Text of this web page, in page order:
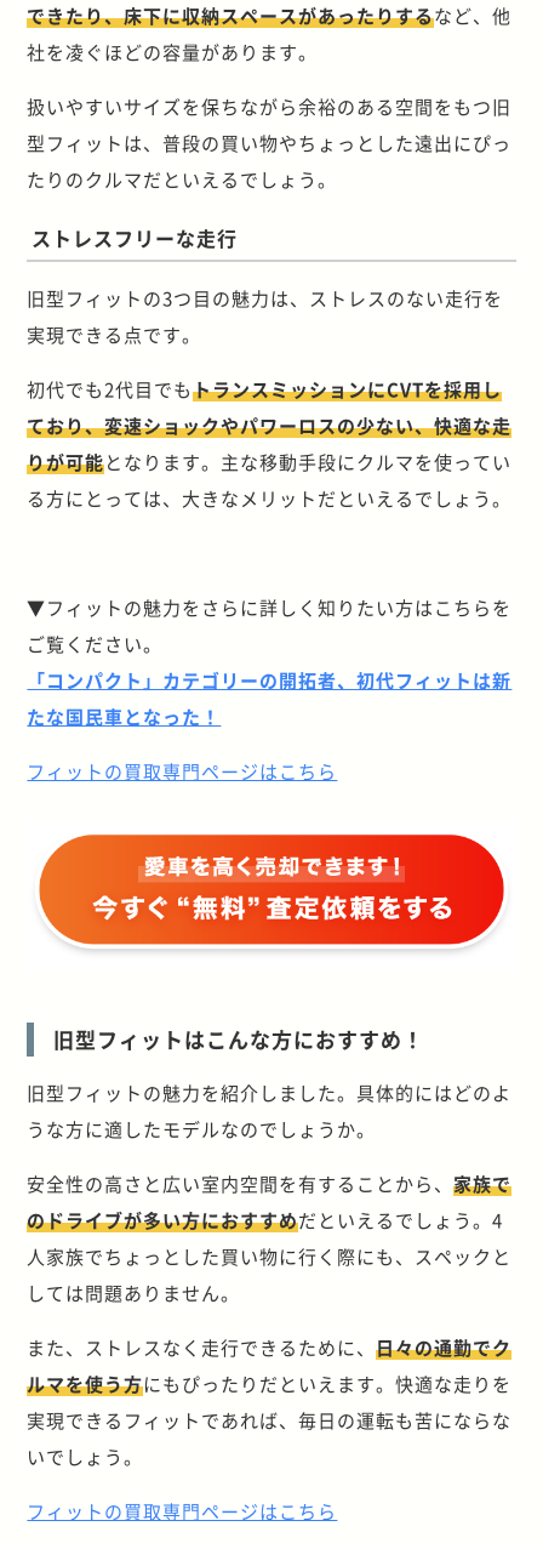
できたり、床下に収納スペースがあったりするなど、他
社を凌ぐほどの容量があります。
扱いやすいサイズを保ちながら余裕のある空間をもつ旧
型フィットは、普段の買い物やちょっとした遠出にぴっ
たりのクルマだといえるでしょう。
ストレスフリーな走行
旧型フィットの3つ目の魅力は、ストレスのない走行を
実現できる点です。
初代でも2代目でもトランスミッションにCVTを採用し
ており、変速ショックやパワーロスの少ない、快適な走
りが可能となります。主な移動手段にクルマを使ってい
る方にとっては、大きなメリットだといえるでしょう。
▼フィットの魅力をさらに詳しく知りたい方はこちらを
ご覧ください。
「コンパクト」カテゴリーの開拓者、初代フィットは新
たな国民車となった！
フィットの買取専門ページはこちら
旧型フィットはこんな方におすすめ！
旧型フィットの魅力を紹介しました。具体的にはどのよ
うな方に適したモデルなのでしょうか。
安全性の高さと広い室内空間を有することから、家族で
のドライブが多い方におすすめだといえるでしょう。4
人家族でちょっとした買い物に行く際にも、スペックと
しては問題ありません。
また、ストレスなく走行できるために、日々の通勤でク
ルマを使う方にもぴったりだといえます。快適な走りを
実現できるフィットであれば、毎日の運転も苦にならな
いでしょう。
フィットの買取専門ページはこちら